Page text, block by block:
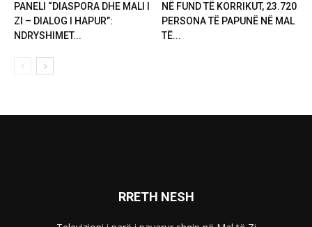
PANELI “DIASPORA DHE MALI I
ZI – DIALOG I HAPUR”:
NDRYSHIMET...
NË FUND TË KORRIKUT, 23.720
PERSONA TË PAPUNË NË MAL
TË...
RRETH NESH